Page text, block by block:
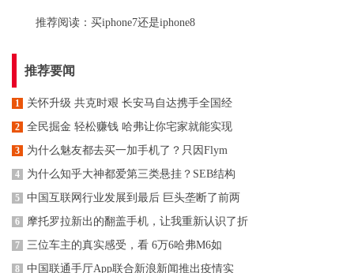
推荐阅读： 买iphone7还是iphone8
推荐要闻
1 关怀升级 共克时艰 长安马自达携手全国经
2 全民掘金 轻松赚钱 哈弗让你宅家就能实现
3 为什么魅友都去买一加手机了？只因Flym
4 为什么知乎大神都爱第三类悬挂？SEB结构
5 中国互联网行业发展到最后 巨头垄断了前两
6 摩托罗拉新出的翻盖手机，让我重新认识了折
7 三位车主的真实感受，看 6万6哈弗M6如
8 中国联通手厅App联合新浪新闻推出疫情实